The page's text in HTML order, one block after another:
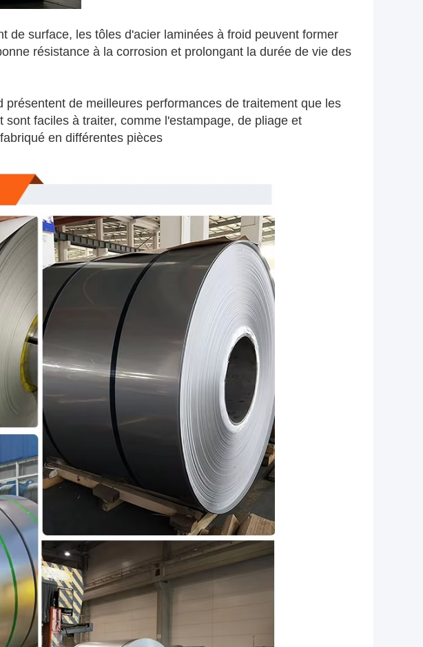
de surface, les tôles d'acier laminées à froid peuvent former
résistance à la corrosion et prolongant la durée de vie des
présentent de meilleures performances de traitement que les
sont faciles à traiter, comme l'estampage, de pliage et
en différentes pièces